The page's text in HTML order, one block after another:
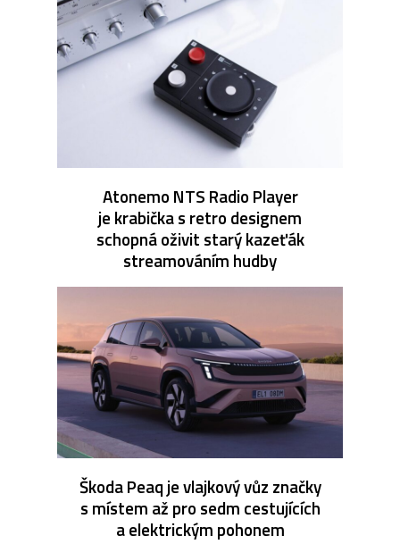
Atonemo NTS Radio Player
je krabička s retro designem
schopná oživit starý kazeťák
streamováním hudby
Škoda Peaq je vlajkový vůz značky
s místem až pro sedm cestujících
a elektrickým pohonem